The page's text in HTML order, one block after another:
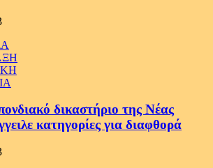
δικαστήριο της Νέας
κατηγορίες για διαφθορά